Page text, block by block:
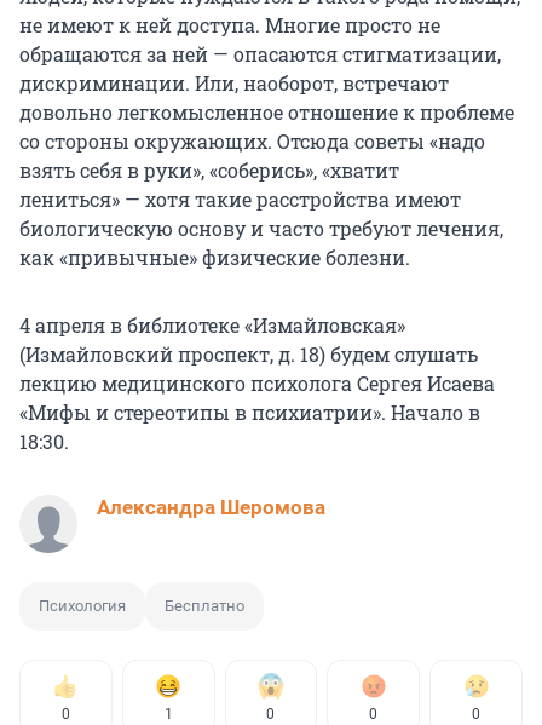
не имеют к ней доступа. Многие просто не
обращаются за ней — опасаются стигматизации,
дискриминации. Или, наоборот, встречают
довольно легкомысленное отношение к проблеме
со стороны окружающих. Отсюда советы «надо
взять себя в руки», «соберись», «хватит
лениться» — хотя такие расстройства имеют
биологическую основу и часто требуют лечения,
как «привычные» физические болезни.
4 апреля в библиотеке «Измайловская»
(Измайловский проспект, д. 18) будем слушать
лекцию медицинского психолога Сергея Исаева
«Мифы и стереотипы в психиатрии». Начало в
18:30.
Александра Шеромова
Психология Бесплатно
0 1 0 0 0